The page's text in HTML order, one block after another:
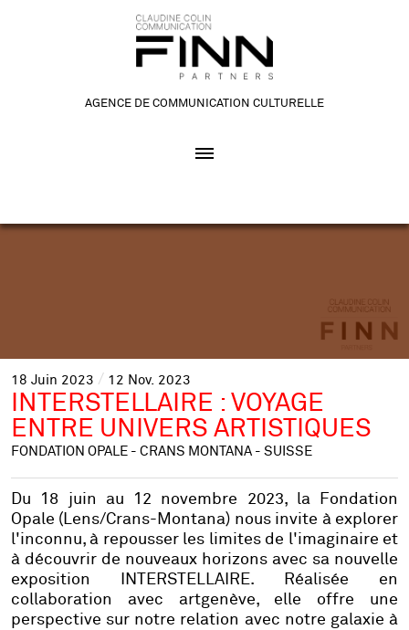
AGENCE DE COMMUNICATION CULTURELLE
18 Juin 2023 12 Nov. 2023
INTERSTELLAIRE : VOYAGE
ENTRE UNIVERS ARTISTIQUES
FONDATION OPALE - CRANS MONTANA - SUISSE
Du 18 juin au 12 novembre 2023, la Fondation
Opale (Lens/Crans-Montana) nous invite à explorer
l'inconnu, à repousser les limites de l'imaginaire et
à découvrir de nouveaux horizons avec sa nouvelle
exposition INTERSTELLAIRE. Réalisée en
collaboration avec artgenève, elle offre une
perspective sur notre relation avec notre galaxie à